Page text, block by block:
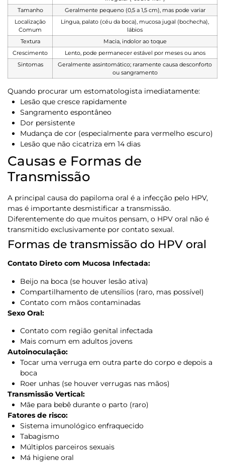
Tamanho
Geralmente pequeno (0,5 a 1,5 cm), mas pode variar
Localização
Comum
Língua, palato (céu da boca), mucosa jugal (bochecha),
lábios
Textura
Macia, indolor ao toque
Crescimento
Lento, pode permanecer estável por meses ou anos
Sintomas
Geralmente assintomático; raramente causa desconforto
ou sangramento
Quando procurar um estomatologista imediatamente:
Lesão que cresce rapidamente
Sangramento espontâneo
Dor persistente
Mudança de cor (especialmente para vermelho escuro)
Lesão que não cicatriza em 14 dias
Causas e Formas de
Transmissão
A principal causa do papiloma oral é a infecção pelo HPV,
mas é importante desmistificar a transmissão.
Diferentemente do que muitos pensam, o HPV oral não é
transmitido exclusivamente por contato sexual.
Formas de transmissão do HPV oral
Contato Direto com Mucosa Infectada:
Beijo na boca (se houver lesão ativa)
Compartilhamento de utensílios (raro, mas possível)
Contato com mãos contaminadas
Sexo Oral:
Contato com região genital infectada
Mais comum em adultos jovens
Autoinoculação:
Tocar uma verruga em outra parte do corpo e depois a
boca
Roer unhas (se houver verrugas nas mãos)
Transmissão Vertical:
Mãe para bebê durante o parto (raro)
Fatores de risco:
Sistema imunológico enfraquecido
Tabagismo
Múltiplos parceiros sexuais
Má higiene oral